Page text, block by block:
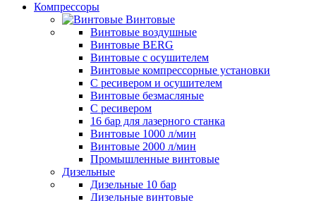
Компрессоры
Винтовые
Винтовые воздушные
Винтовые BERG
Винтовые с осушителем
Винтовые компрессорные установки
C ресивером и осушителем
Винтовые безмасляные
C ресивером
16 бар для лазерного станка
Винтовые 1000 л/мин
Винтовые 2000 л/мин
Промышленные винтовые
Дизельные
Дизельные 10 бар
Дизельные винтовые